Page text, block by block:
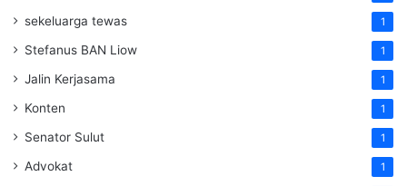
sekeluarga tewas 1
Stefanus BAN Liow 1
Jalin Kerjasama 1
Konten 1
Senator Sulut 1
Advokat 1